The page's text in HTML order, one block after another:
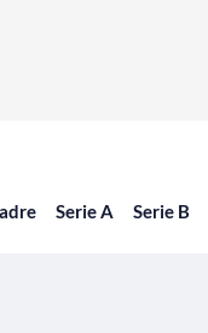
Serie A Serie B